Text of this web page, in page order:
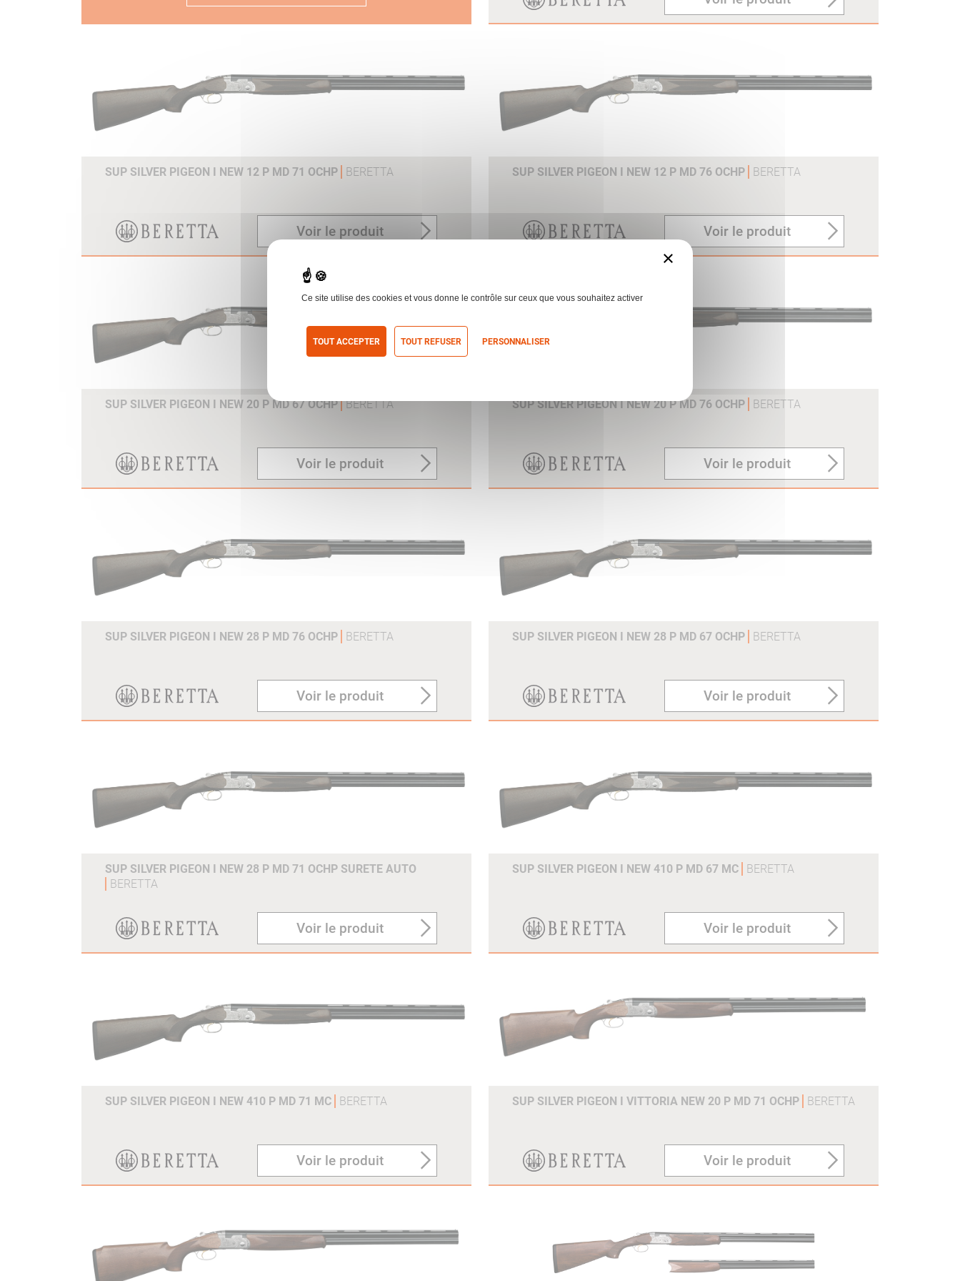
SUP SILVER PIGEON I NEW 12 P MD 71 OCHP BERETTA
Voir le produit
SUP SILVER PIGEON I NEW 12 P MD 76 OCHP BERETTA
Voir le produit
SUP SILVER PIGEON I NEW 20 P MD 67 OCHP BERETTA
Voir le produit
SUP SILVER PIGEON I NEW 20 P MD 76 OCHP BERETTA
Voir le produit
SUP SILVER PIGEON I NEW 28 P MD 76 OCHP BERETTA
Voir le produit
SUP SILVER PIGEON I NEW 28 P MD 67 OCHP BERETTA
Voir le produit
SUP SILVER PIGEON I NEW 28 P MD 71 OCHP SURETE AUTO
BERETTA
Voir le produit
SUP SILVER PIGEON I NEW 410 P MD 67 MC BERETTA
Voir le produit
SUP SILVER PIGEON I NEW 410 P MD 71 MC BERETTA
Voir le produit
SUP SILVER PIGEON I VITTORIA NEW 20 P MD 71 OCHP BERETTA
Voir le produit
×
Ce site utilise des cookies et vous donne le contrôle sur ceux que vous souhaitez activer
TOUT ACCEPTER TOUT REFUSER PERSONNALISER